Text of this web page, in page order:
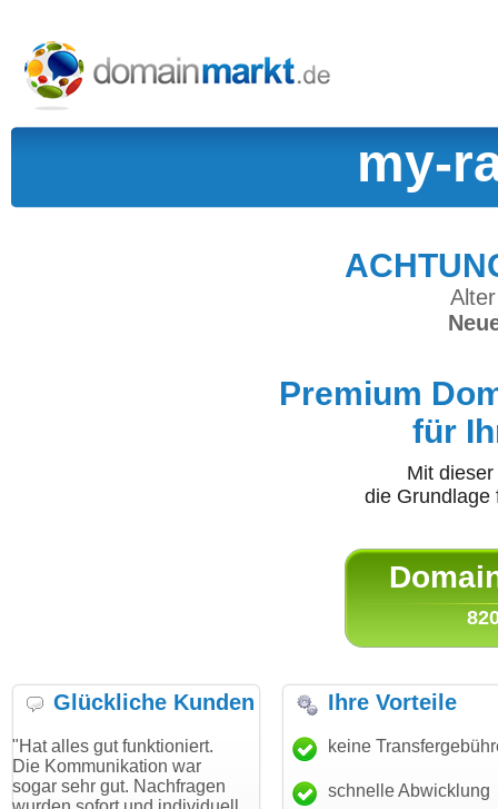
my-
Premium
für
Mit
die
Glückliche Kunden
gut funktioniert.
war
gut. Nachfragen
"Danke für den schnellen
Transfer und guten Service!"
Thomas Schäfer
i can eckert communication GmbH
"Ich bin
haben.
Ihre Vorteile
keine
schnelle Abwicklung